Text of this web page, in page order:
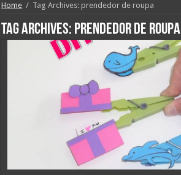
Home / Tag Archives: prendedor de roupa
Tag Archives: prendedor de roupa